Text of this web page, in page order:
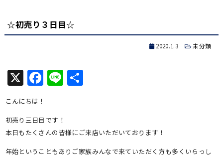
☆初売り３日目☆
2020.1.3 未分類
X Facebook
Line共
こんにちは！
初売り三日目です！
本日もたくさんの皆様にご来店いただいております！
年始ということもありご家族みんなで来ていただく方も多くいらっし